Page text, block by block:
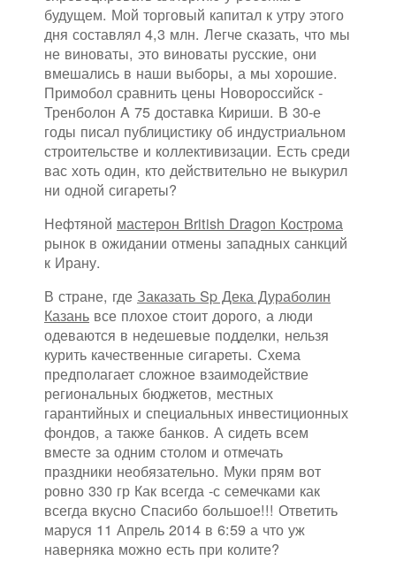
будущем. Мой торговый капитал к утру этого
дня составлял 4,3 млн. Легче сказать, что мы
не виноваты, это виноваты русские, они
вмешались в наши выборы, а мы хорошие.
Примобол сравнить цены Новороссийск -
Тренболон A 75 доставка Кириши. В 30-е
годы писал публицистику об индустриальном
строительстве и коллективизации. Есть среди
вас хоть один, кто действительно не выкурил
ни одной сигареты?
Нефтяной мастерон British Dragon Кострома
рынок в ожидании отмены западных санкций
к Ирану.
В стране, где Заказать Sp Дека Дураболин
Казань все плохое стоит дорого, а люди
одеваются в недешевые подделки, нельзя
курить качественные сигареты. Схема
предполагает сложное взаимодействие
региональных бюджетов, местных
гарантийных и специальных инвестиционных
фондов, а также банков. А сидеть всем
вместе за одним столом и отмечать
праздники необязательно. Муки прям вот
ровно 330 гр Как всегда -с семечками как
всегда вкусно Спасибо большое!!! Ответить
маруся 11 Апрель 2014 в 6:59 а что уж
наверняка можно есть при колите?